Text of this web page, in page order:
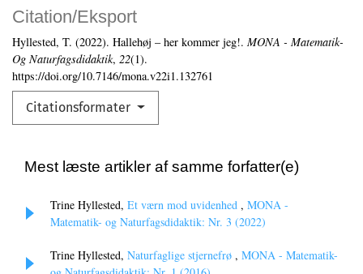
Citation/Eksport
Hyllested, T. (2022). Hallehøj – her kommer jeg!. MONA - Matematik-
Og Naturfagsdidaktik, 22(1).
https://doi.org/10.7146/mona.v22i1.132761
Citationsformater
Mest læste artikler af samme forfatter(e)
Trine Hyllested, Et værn mod uvidenhed , MONA -
Matematik- og Naturfagsdidaktik: Nr. 3 (2022)
Trine Hyllested, Naturfaglige stjernefrø , MONA - Matematik-